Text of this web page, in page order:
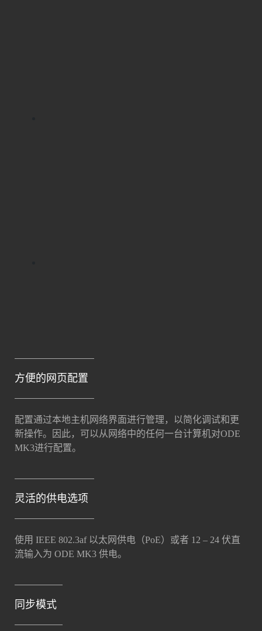
方便的网页配置
配置通过本地主机网络界面进行管理，以简化调试和更
新操作。因此，可以从网络中的任何一台计算机对ODE
MK3进行配置。
灵活的供电选项
使用 IEEE 802.3af 以太网供电（PoE）或者 12 – 24 伏直
流输入为 ODE MK3 供电。
同步模式